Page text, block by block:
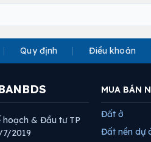
Quy định Điều khoản
hoạch & Đầu tư TP
2019
MUA BÁN
Đất ở
Đất nền dự